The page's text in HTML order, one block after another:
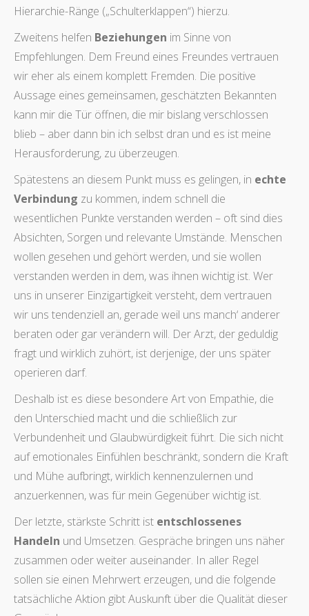
Hierarchie-Ränge („Schulterklappen“) hierzu.
Zweitens helfen Beziehungen im Sinne von
Empfehlungen. Dem Freund eines Freundes vertrauen
wir eher als einem komplett Fremden. Die positive
Aussage eines gemeinsamen, geschätzten Bekannten
kann mir die Tür öffnen, die mir bislang verschlossen
blieb – aber dann bin ich selbst dran und es ist meine
Herausforderung, zu überzeugen.
Spätestens an diesem Punkt muss es gelingen, in echte
Verbindung zu kommen, indem schnell die
wesentlichen Punkte verstanden werden – oft sind dies
Absichten, Sorgen und relevante Umstände. Menschen
wollen gesehen und gehört werden, und sie wollen
verstanden werden in dem, was ihnen wichtig ist. Wer
uns in unserer Einzigartigkeit versteht, dem vertrauen
wir uns tendenziell an, gerade weil uns manch‘ anderer
beraten oder gar verändern will. Der Arzt, der geduldig
fragt und wirklich zuhört, ist derjenige, der uns später
operieren darf.
Deshalb ist es diese besondere Art von Empathie, die
den Unterschied macht und die schließlich zur
Verbundenheit und Glaubwürdigkeit führt. Die sich nicht
auf emotionales Einfühlen beschränkt, sondern die Kraft
und Mühe aufbringt, wirklich kennenzulernen und
anzuerkennen, was für mein Gegenüber wichtig ist.
Der letzte, stärkste Schritt ist entschlossenes
Handeln und Umsetzen. Gespräche bringen uns näher
zusammen oder weiter auseinander. In aller Regel
sollen sie einen Mehrwert erzeugen, und die folgende
tatsächliche Aktion gibt Auskunft über die Qualität dieser